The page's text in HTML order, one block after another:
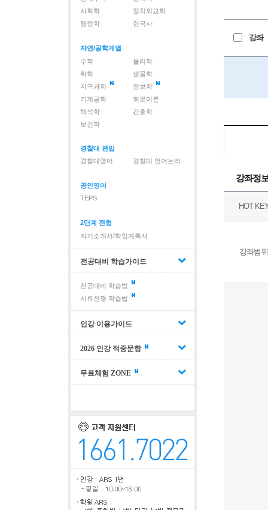
사회학
정치외교학
행정학
한국사
자연/공학계열
수학
물리학
화학
생물학
지구과학
정보학
기계공학
회로이론
해석학
간호학
보건학
경찰대 편입
경찰대영어
경찰대 언어논리
공인영어
TEPS
2단계 전형
자기소개서/학업계획서
전공대비 학습가이드
전공대비 학습법
서류전형 학습법
인강 이용가이드
2026 인강 적중문항
무료체험 ZONE
강좌
강좌정
HOT
강좌범위